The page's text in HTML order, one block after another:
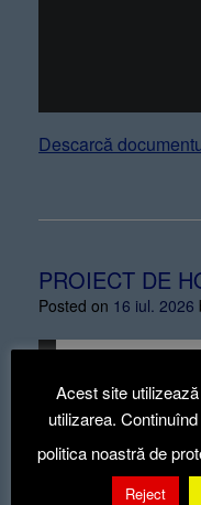
Descarcă
PROIECT DE
Posted on 16 iul. 2026
Acest site
utilizarea.
politica noastră de
Reject